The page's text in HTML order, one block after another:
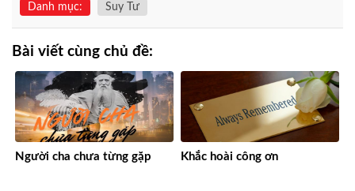
Danh mục: Suy Tư
Bài viết cùng chủ đề:
Người cha chưa từng gặp Khắc hoài công ơn